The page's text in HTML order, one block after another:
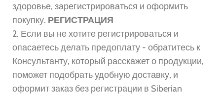
здоровье, зарегистрироваться и оформить
покупку. РЕГИСТРАЦИЯ
2. Если вы не хотите регистрироваться и
опасаетесь делать предоплату - обратитесь к
Консультанту, который расскажет о продукции,
поможет подобрать удобную доставку, и
оформит заказ без регистрации в Siberian